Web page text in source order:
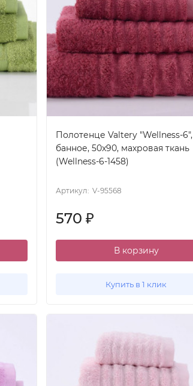
Полотенце Valtery "Wellness-6",
банное, 50x90, махровая ткань
(Wellness-6-1458)
Артикул: V-95568
570 ₽
В корзину
Купить в 1 клик